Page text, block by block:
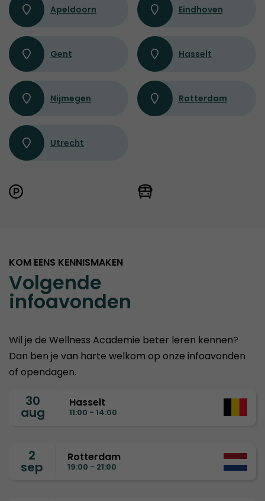
Apeldoorn Eindhoven
Gent Hasselt
Nijmegen Rotterdam
Utrecht
KOM EENS KENNISMAKEN
Volgende
infoavonden
Wil je de Wellness Academie beter leren kennen?
Dan ben je van harte welkom op onze infoavonden
of opendagen.
30
aug
Hasselt
11:00 - 14:00
2
sep
Rotterdam
19:00 - 21:00